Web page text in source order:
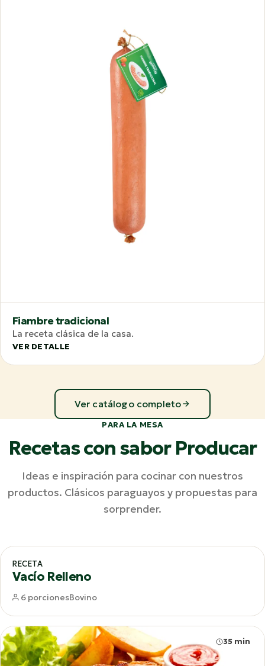
Fiambre tradicional
La receta clásica de la casa.
VER DETALLE
Ver catálogo completo
PARA LA MESA
Recetas con sabor Producar
Ideas e inspiración para cocinar con nuestros
productos. Clásicos paraguayos y propuestas para
sorprender.
RECETA
Vacío Relleno
6 porcionesBovino
35 min